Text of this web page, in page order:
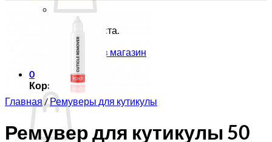
Корзина пуста.
Вернуться в магазин
0
Корзина
Главная /Ремуверы для кутикулы
Ремувер для кутикулы 50